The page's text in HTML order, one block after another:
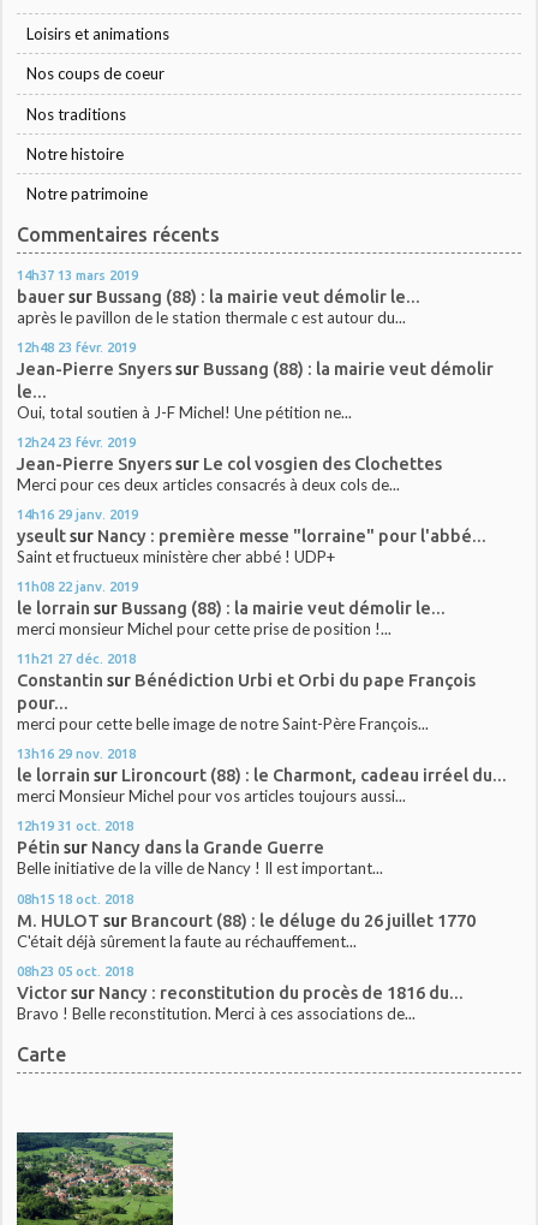
Loisirs et animations
Nos coups de coeur
Nos traditions
Notre histoire
Notre patrimoine
Commentaires récents
14h37 13 mars 2019
bauersur Bussang (88) : la mairie veut démolir le...
après le pavillon de le station thermale c est autour du...
12h48 23 févr. 2019
Jean-Pierre Snyerssur Bussang (88) : la mairie veut démolir
le...
Oui, total soutien à J-F Michel! Une pétition ne...
12h24 23 févr. 2019
Jean-Pierre Snyerssur Le col vosgien des Clochettes
Merci pour ces deux articles consacrés à deux cols de...
14h16 29 janv. 2019
yseultsur Nancy : première messe "lorraine" pour l'abbé...
Saint et fructueux ministère cher abbé ! UDP+
11h08 22 janv. 2019
le lorrain sur Bussang (88) : la mairie veut démolir le...
merci monsieur Michel pour cette prise de position !...
11h21 27 déc. 2018
Constantin sur Bénédiction Urbi et Orbi du pape François
pour...
merci pour cette belle image de notre Saint-Père François...
13h16 29 nov. 2018
le lorrain sur Lironcourt (88) : le Charmont, cadeau irréel du...
merci Monsieur Michel pour vos articles toujours aussi...
12h19 31 oct. 2018
Pétin sur Nancy dans la Grande Guerre
Belle initiative de la ville de Nancy ! Il est important...
08h15 18 oct. 2018
M. HULOT sur Brancourt (88) : le déluge du 26 juillet 1770
C'était déjà sûrement la faute au réchauffement...
08h23 05 oct. 2018
Victorsur Nancy : reconstitution du procès de 1816 du...
Bravo ! Belle reconstitution. Merci à ces associations de...
Carte